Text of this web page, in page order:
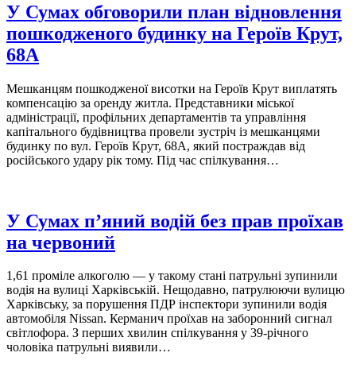
У Сумах обговорили план відновлення
пошкодженого будинку на Героїв Крут,
68А
Мешканцям пошкодженої висотки на Героїв Крут виплатять
компенсацію за оренду житла. Представники міської
адміністрації, профільних департаментів та управління
капітального будівництва провели зустріч із мешканцями
будинку по вул. Героїв Крут, 68А, який постраждав від
російського удару рік тому. Під час спілкування…
У Сумах п’яний водій без прав проїхав
на червоний
1,61 проміле алкоголю — у такому стані патрульні зупинили
водія на вулиці Харківській. Нещодавно, патрулюючи вулицю
Харківську, за порушення ПДР інспектори зупинили водія
автомобіля Nissan. Керманич проїхав на заборонний сигнал
світлофора. З перших хвилин спілкування у 39-річного
чоловіка патрульні виявили…